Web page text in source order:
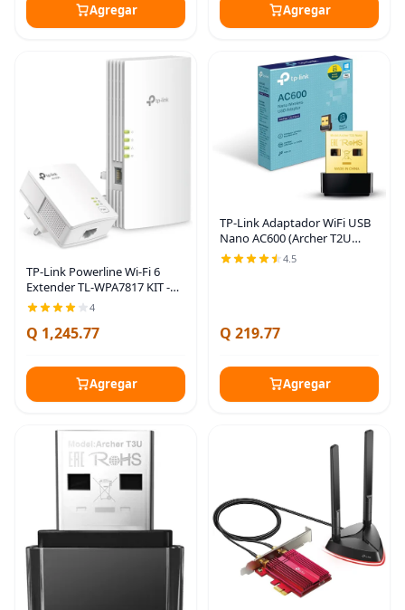
Agregar Agregar
TP-Link Powerline Wi-Fi 6
Extender TL-WPA7817 KIT -
Incluye adaptador de red
Ethernet Powerline AV1000 y
extensor de Wi-Fi de doble
4
Q 1,245.77
Agregar
TP-Link Adaptador WiFi USB
Nano AC600 (Archer T2U
Nano)- Transceptor de red
inalámbrica de doble banda
4.5
Q 219.77
Agregar